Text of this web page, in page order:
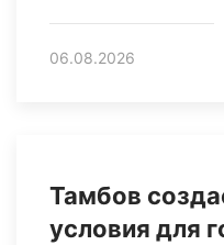
06.08.2026
Тамбов
условия для